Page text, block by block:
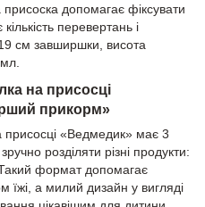
допомагає фіксувати
перевертань і
см завширшки, висота
на присосці
прикорм»
присосці «Ведмедик» має 3
розділяти різні продукти:
Такий формат допомагає
а милий дизайн у вигляді